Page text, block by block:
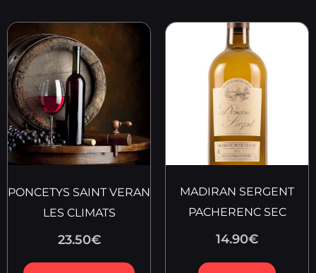
PONCETYS SAINT VERAN
LES CLIMATS
23.50€
MADIRAN SERGENT
PACHERENC SEC
14.90€